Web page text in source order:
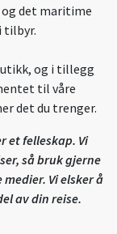
det maritime
tilbyr.
og i tillegg
til våre
det du trenger.
et felleskap. Vi
så bruk gjerne
Vi elsker å
av din reise.